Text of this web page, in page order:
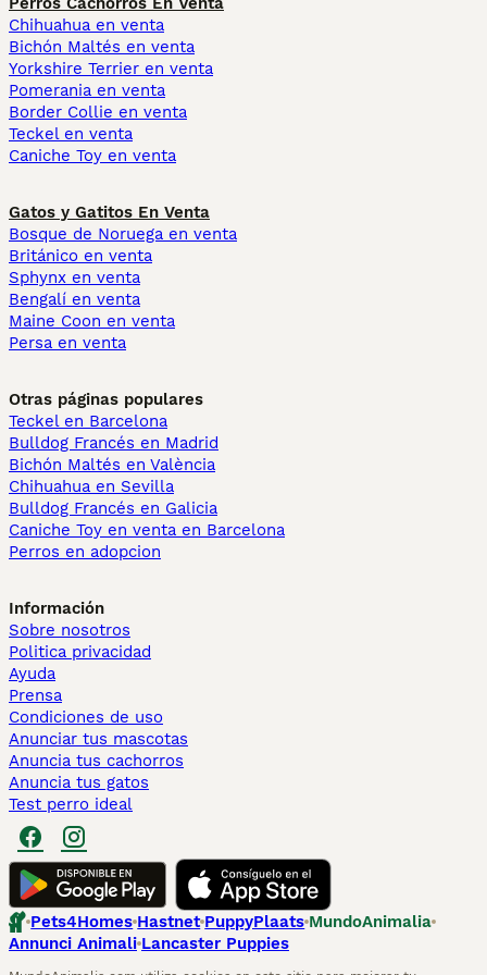
Chihuahua en venta
Bichón Maltés en venta
Yorkshire Terrier en venta
Pomerania en venta
Border Collie en venta
Teckel en venta
Caniche Toy en venta
Gatos y Gatitos En Venta
Bosque de Noruega en venta
Británico en venta
Sphynx en venta
Bengalí en venta
Maine Coon en venta
Persa en venta
Otras páginas populares
Teckel en Barcelona
Bulldog Francés en Madrid
Bichón Maltés en València
Chihuahua en Sevilla
Bulldog Francés en Galicia
Caniche Toy en venta en Barcelona
Perros en adopcion
Información
Sobre nosotros
Politica privacidad
Ayuda
Prensa
Condiciones de uso
Anunciar tus mascotas
Anuncia tus cachorros
Anuncia tus gatos
Test perro ideal
Pets4Homes Hastnet PuppyPlaats MundoAnimalia
Annunci Animali Lancaster Puppies